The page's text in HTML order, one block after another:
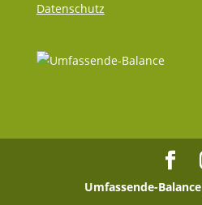
Datenschutz
Umfassende-Balance